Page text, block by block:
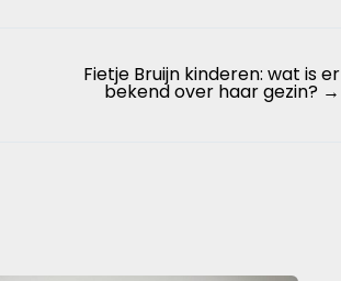
Fietje Bruijn kinderen: wat is er
bekend over haar gezin? →